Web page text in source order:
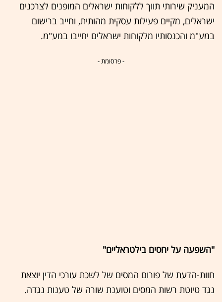
המעניק שירותי תווך ללקוחות ישראלים המופנים לצרכנים
ישראלים, מקיים פעילות עסקית מהותית, וחייב ברישום
במע"מ והכנסותיו מלקוחות ישראלים יחייבו במע"מ.
- פרסומת -
"השפעה על יחסים בילטראליים"
חוות-הדעת של פורום המסים של לשכת עורכי הדין יוצאת
נגד טיוטת רשות המסים וטוענת שורה של טענות נגדה.